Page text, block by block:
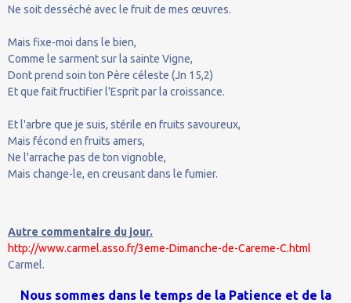
Ne soit desséché avec le fruit de mes œuvres.
Mais fixe-moi dans le bien,
Comme le sarment sur la sainte Vigne,
Dont prend soin ton Père céleste (Jn 15,2)
Et que fait fructifier l'Esprit par la croissance.
Et l'arbre que je suis, stérile en fruits savoureux,
Mais fécond en fruits amers,
Ne l'arrache pas de ton vignoble,
Mais change-le, en creusant dans le fumier.
Autre commentaire du jour.
http://www.carmel.asso.fr/3eme-Dimanche-de-Careme-C.html
Carmel.
Nous sommes dans le temps de la Patience et de la